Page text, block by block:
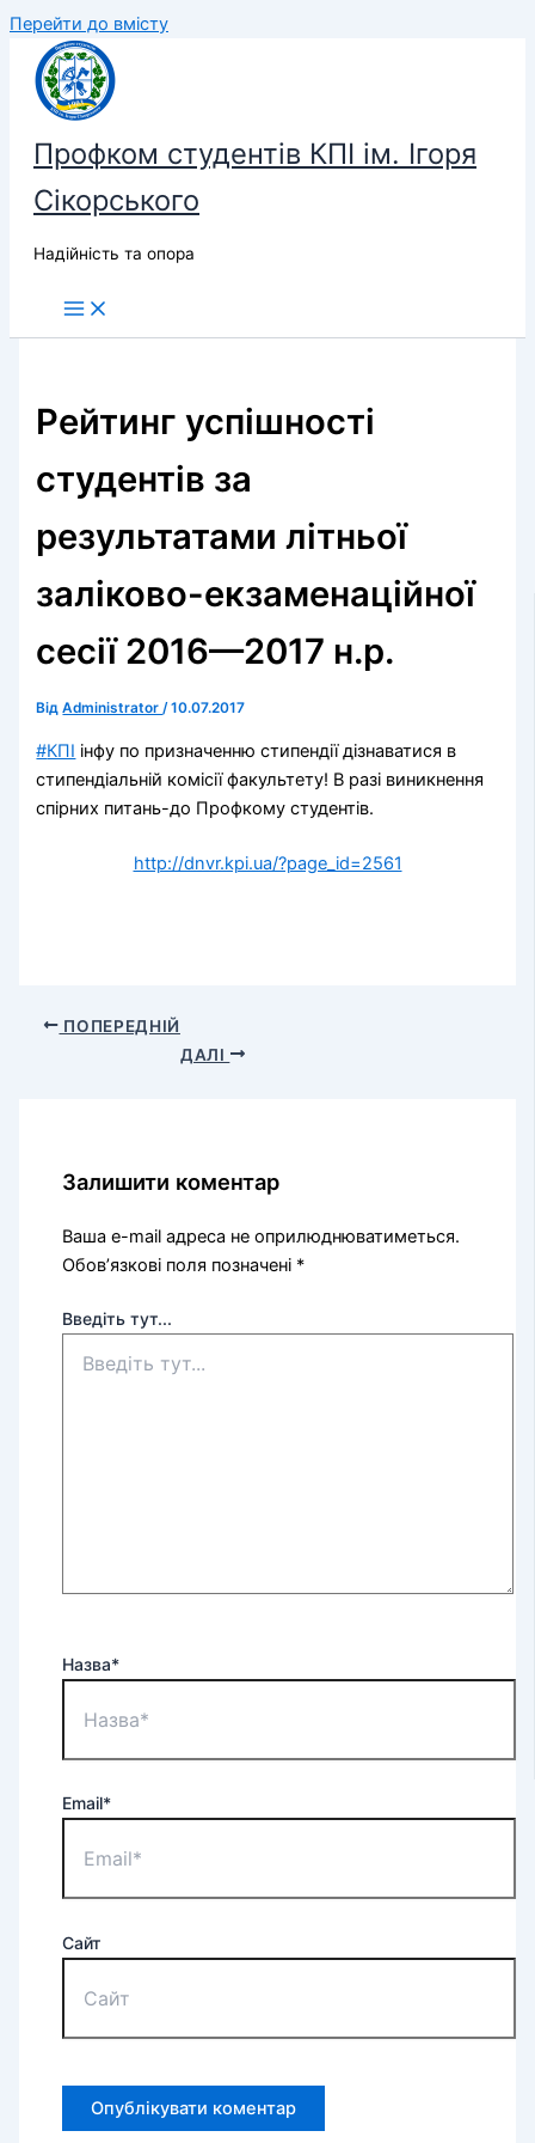
Перейти до вмісту
Профком студентів КПІ ім. Ігоря
Сікорського
Надійність та опора
Рейтинг успішності
студентів за
результатами літньої
заліково-екзаменаційної
сесії 2016—2017 н.р.
ВідAdministrator/10.07.2017
#КПІ інфу по призначенню стипендії дізнаватися в
стипендіальній комісії факультету! В разі виникнення
спірних питань-до Профкому студентів.
http://dnvr.kpi.ua/?page_id=2561
ПОПЕРЕДНІЙ
ДАЛІ
Залишити коментар
Ваша e-mail адреса не оприлюднюватиметься.
Обов’язкові поля позначені *
Введіть тут...
Назва*
Email*
Сайт